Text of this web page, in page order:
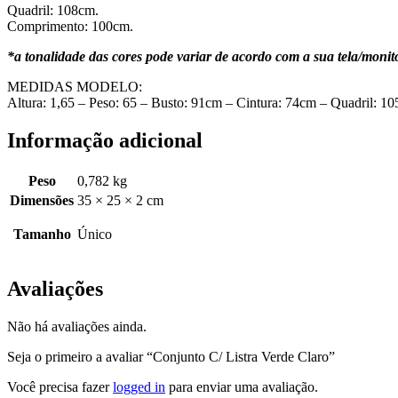
Quadril: 108cm.
Comprimento: 100cm.
*a tonalidade das cores pode variar de acordo com a sua tela/
MEDIDAS MODELO:
Altura: 1,65 – Peso: 65 – Busto: 91cm – Cintura: 74cm – Quadril:
Informação adicional
Peso
0,782 kg
Dimensões 35 × 25 × 2 cm
Tamanho Único
Avaliações
Não há avaliações ainda.
Seja o primeiro a avaliar “Conjunto C/ Listra Verde Claro”
Você precisa fazerlogged in para enviar uma avaliação.